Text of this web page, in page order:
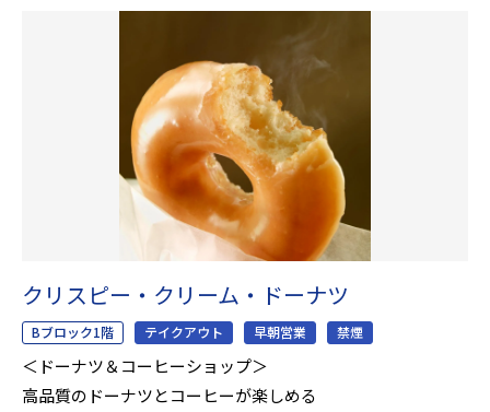
クリスピー・クリーム・ドーナツ
Bブロック1階 テイクアウト 早朝営業 禁煙
＜ドーナツ＆コーヒーショップ＞
高品質のドーナツとコーヒーが楽しめる